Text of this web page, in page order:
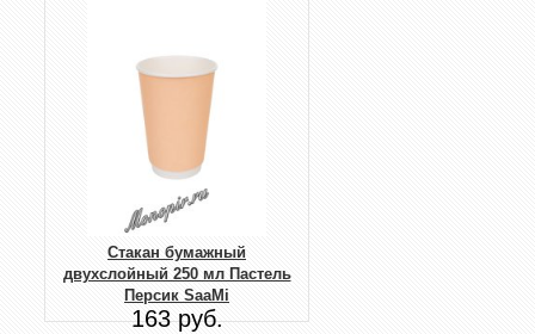
Стакан бумажный
двухслойный 250 мл Пастель
Персик SaaMi
163 руб.